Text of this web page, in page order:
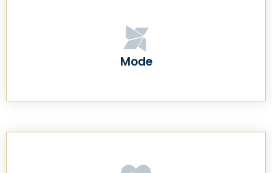
Mode